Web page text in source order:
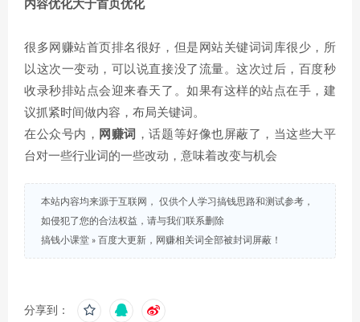
内容优化大于首页优化
很多网赚站首页排名很好，但是网站关键词词库很少，所
以这次一变动，可以说直接没了流量。这次过后，百度秒
收录秒排站点会迎来春天了。如果有这样的站点在手，建
议抓紧时间做内容，布局关键词。
在公众号内， 网赚词 ，话题等好像也屏蔽了，当这些大平
台对一些行业词的一些改动，意味着改变与机会
本站内容均来源于互联网， 仅供个人学习搞钱思路和测试参考，
如侵犯了您的合法权益，请与我们联系删除
搞钱小课堂 » 百度大更新，网赚相关词全部被封词屏蔽！
分享到：